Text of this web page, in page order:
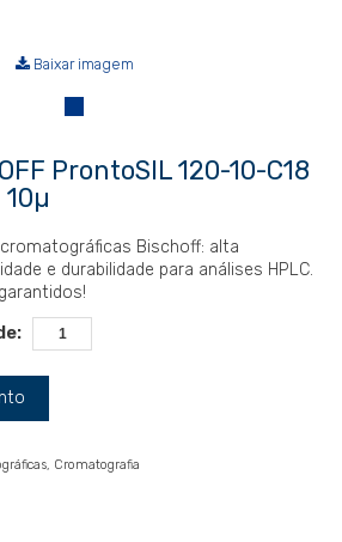
Baixar imagem
ProntoSIL 120-10-C18
Bischoff: alta
e durabilidade para análises HPLC.
Cromatografia